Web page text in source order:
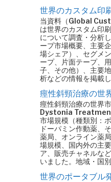
世界のカスタム印
当資料（Global
は世界のカスタム印
について調査・分析
ープ市場概要、主要
場シェア）、セグメ
ープ、片面テープ、
子、その他）、主要
析などの情報を掲載
痙性斜頸治療の世
痙性斜頸治療の世界
Dystonia
市場規模（種類別：
ドーパミン作動薬、
薬局、オンライン薬
場規模、国内外の主
ア、販売チャネルな
いました。地域・国
世界のポータブル